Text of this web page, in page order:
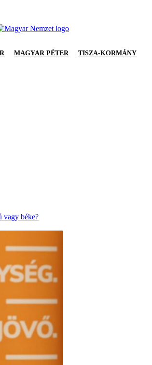
MAGYAR PÉTER TISZA-KORMÁNY
vagy béke?